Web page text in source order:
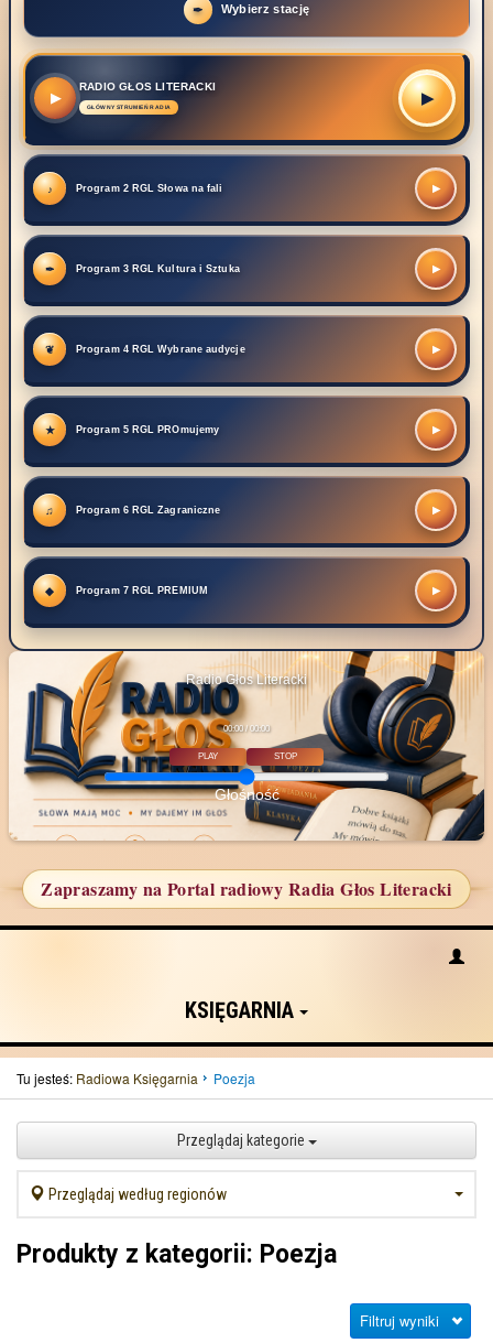
Wybierz stację
RADIO GŁOS LITERACKI
▶
Program 2 RGL Słowa na fali ▶
Program 3 RGL Kultura i Sztuka ▶
Program 4 RGL Wybrane audycje ▶
Program 5 RGL PROmujemy ▶
Program 6 RGL Zagraniczne ▶
Program 7 RGL PREMIUM ▶
Radio Głos Literacki
00:00 / 00:00
PLAY STOP
Głośność
Zapraszamy na Portal radiowy Radia Głos Literacki
KSIĘGARNIA
Tu jesteś: Radiowa Księgarnia Poezja
Przeglądaj kategorie
Przeglądaj według regionów
Produkty z kategorii: Poezja
Filtruj wyniki